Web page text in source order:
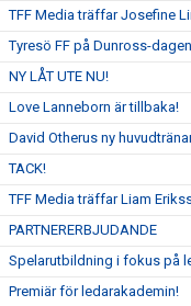
TFF Media träffar Josefine
Tyresö FF på Dunross-
NY LÅT UTE NU!
Love Lanneborn är tillbaka!
David Otherus ny
TACK!
TFF Media träffar Liam
PARTNERERBJUDANDE
Spelarutbildning i fokus på
Premiär för ledarakademin!